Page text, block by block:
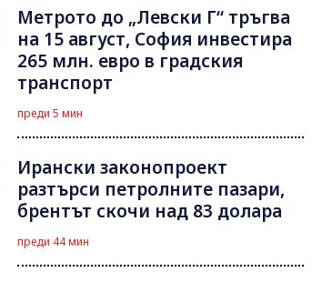
Метрото до „Левски Г“ тръгва
на 15 август, София инвестира
265 млн. евро в градския
транспорт
преди 5 мин
Ирански законопроект
разтърси петролните пазари,
брентът скочи над 83 долара
преди 44 мин